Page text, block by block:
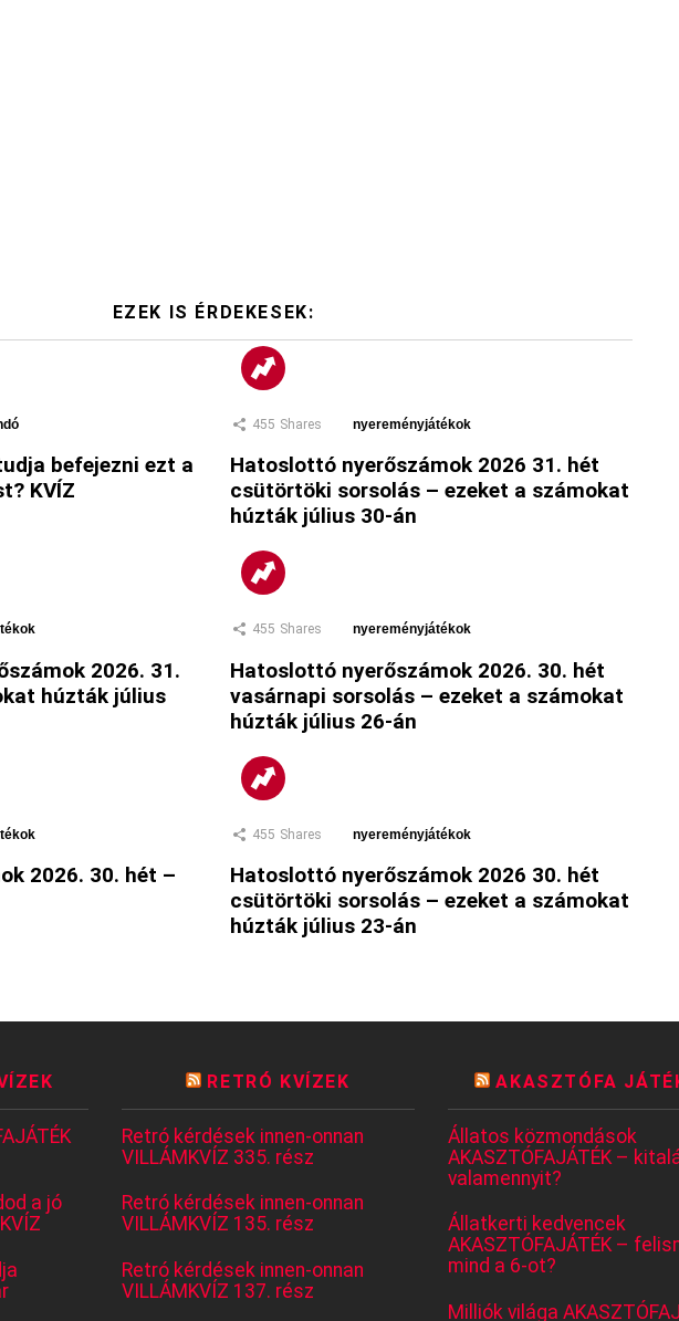
EZEK IS ÉRDEKESEK:
befejezni ezt a
KVÍZ
455 Shares nyereményjátékok
Hatoslottó nyerőszámok 2026 31. hét
csütörtöki sorsolás – ezeket a számokat
húzták július 30-án
2026. 31.
húzták július
455 Shares nyereményjátékok
Hatoslottó nyerőszámok 2026. 30. hét
vasárnapi sorsolás – ezeket a számokat
húzták július 26-án
2026. 30. hét –
455 Shares nyereményjátékok
Hatoslottó nyerőszámok 2026 30. hét
csütörtöki sorsolás – ezeket a számokat
húzták július 23-án
a jó
RETRÓ KVÍZEK
Retró kérdések innen-onnan
VILLÁMKVÍZ 335. rész
Retró kérdések innen-onnan
VILLÁMKVÍZ 135. rész
Retró kérdések innen-onnan
VILLÁMKVÍZ 137. rész
AKASZTÓFA
Állatos közmondások
AKASZTÓFAJÁTÉK –
valamennyit?
Állatkerti kedvencek
AKASZTÓFAJÁTÉK –
mind a 6-ot?
Milliók világa